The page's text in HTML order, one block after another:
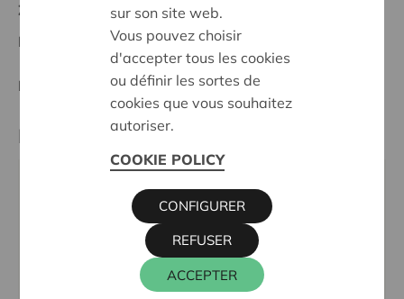
Zuid-Limburg
Date de décision:09/10/2025
Décision: Approuvé
Partenaire
Zevensprong - De Wiekslag, WEDERSOET 5, 3740
BILZEN-HOESELT
011422034
www.dewiekslag.be/afdelingen/zevensprong-kristal-
sur son site web.
Vous pouvez choisir
d'accepter tous les cookies
ou définir les sortes de
cookies que vous souhaitez
autoriser.
COOKIE POLICY
ACCEPTER
REFUSER
CONFIGURER